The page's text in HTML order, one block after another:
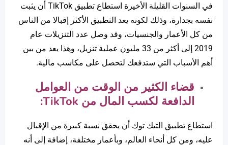
في السنوات القليلة الأخيرة استطاع تطبيق TikTok أن يثبت
نفسه بجدارة، وذلك لكونه يعد التطبيق الأكثر إقبالا من الناس
من كل الأعمار والجنسيات، وقد وصل عدد التنزيلات عام
2019 إلى أكثر من 33 مليون عملية تنزيل، وهذا يعد من بين
أهم الأسباب التي ستدفعك لتحصل على مكاسب مالية.
قضاء الكثير من الوقت من العوامل
الدافعة لكسب المال من TikTok
:
استطاع تطبيق التيك توك أن يحقق نسبة كبيرة من الإقبال
عليه، ومن كل أنحاء العالم، وبأعمار مختلفة، إضافة إلى أنه